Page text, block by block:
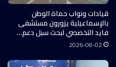
قيادات ونواب حماة الوطن
بالإسماعيلية يزورون مستشفى
فايد التخصصي لبحث سبل دعم…
2026-08-02